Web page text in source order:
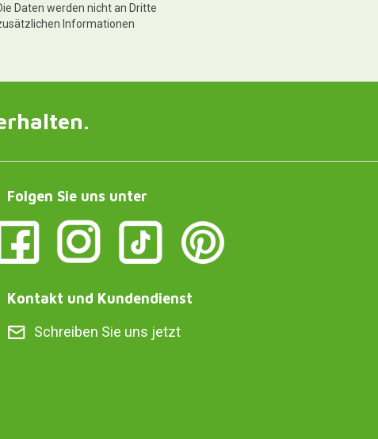
Daten werden nicht an Dritte
Informationen
Folgen Sie uns unter
Kontakt und Kundendienst
Schreiben Sie uns jetzt